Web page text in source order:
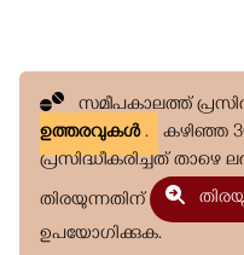
സമീപകാലത്ത്
ഉത്തരവുകൾ. കഴിഞ്ഞ
പ്രസിദ്ധീകരിച്ചത് താഴെ
തിരയുന്നതിന്
ഉപയോഗിക്കുക.